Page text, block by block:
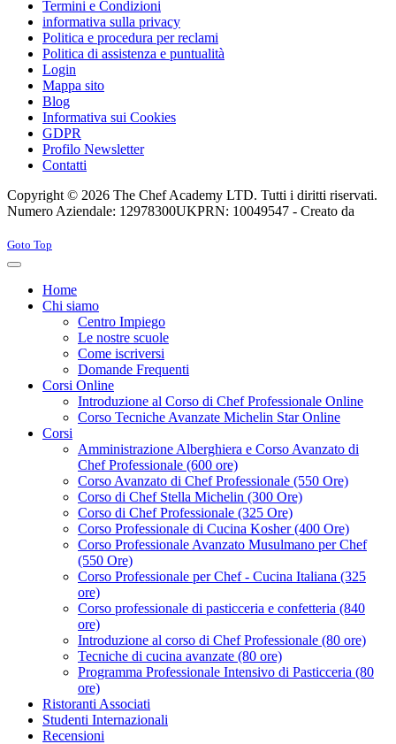
Termini e Condizioni
informativa sulla privacy
Politica e procedura per reclami
Politica di assistenza e puntualità
Login
Mappa sito
Blog
Informativa sui Cookies
GDPR
Profilo Newsletter
Contatti
Copyright © 2026 The Chef Academy LTD. Tutti i diritti riservati.
Numero Aziendale: 12978300UKPRN: 10049547 - Creato da
Joomla! 3 Templates
Goto Top
Home
Chi siamo
Centro Impiego
Le nostre scuole
Come iscriversi
Domande Frequenti
Corsi Online
Introduzione al Corso di Chef Professionale Online
Corso Tecniche Avanzate Michelin Star Online
Corsi
Amministrazione Alberghiera e Corso Avanzato di
Chef Professionale (600 ore)
Corso Avanzato di Chef Professionale (550 Ore)
Corso di Chef Stella Michelin (300 Ore)
Corso di Chef Professionale (325 Ore)
Corso Professionale di Cucina Kosher (400 Ore)
Corso Professionale Avanzato Musulmano per Chef
(550 Ore)
Corso Professionale per Chef - Cucina Italiana (325
ore)
Corso professionale di pasticceria e confetteria (840
ore)
Introduzione al corso di Chef Professionale (80 ore)
Tecniche di cucina avanzate (80 ore)
Programma Professionale Intensivo di Pasticceria (80
ore)
Ristoranti Associati
Studenti Internazionali
Recensioni